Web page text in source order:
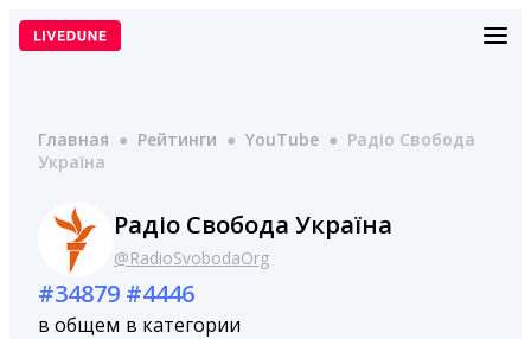
Перейти
Главная ● Рейтинги ● YouTube ● Радіо Свобода
Україна
Радіо Свобода Україна
@RadioSvobodaOrg
#34879
в общем
#4446
в категории